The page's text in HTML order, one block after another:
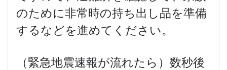
のために非常時の持ち出し品を準備
するなどを進めてください。
（緊急地震速報が流れたら）数秒後